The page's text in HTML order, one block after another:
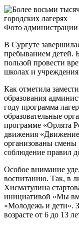
Фото администрации
В Сургуте
пребыванием детей.
пользой провести
школах и
Как отметила
образования
году программа
образовательные
программе «Орлята
движения
организованы смены
соблюдение правил
Особое внимание
воспитанию. Так, в
Хисматулина
инициативой «Мы
«Молодежь и дети».
возрасте от 6 до 13